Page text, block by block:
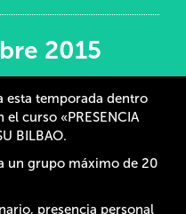
2015
esta temporada dentro
curso «PRESENCIA
BILBAO.
un grupo máximo de 20
presencia personal